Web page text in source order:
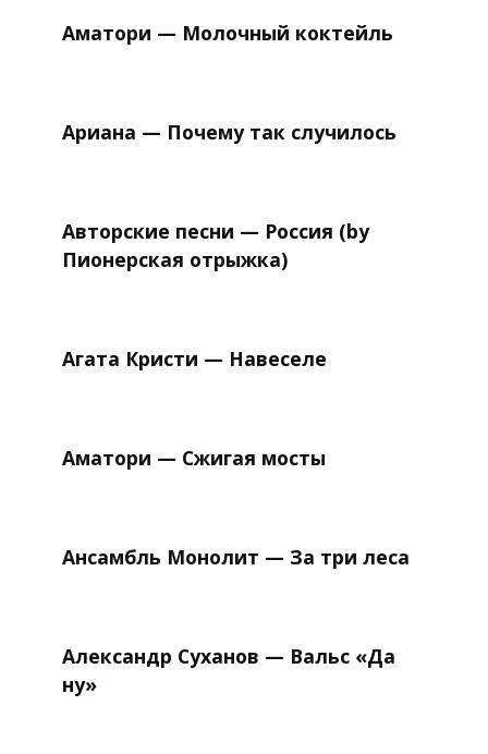
Аматори — Молочный коктейль
Ариана — Почему так случилось
Авторские песни — Россия (by
Пионерская отрыжка)
Агата Кристи — Навеселе
Аматори — Сжигая мосты
Ансамбль Монолит — За три леса
Александр Суханов — Вальс «Да
ну»